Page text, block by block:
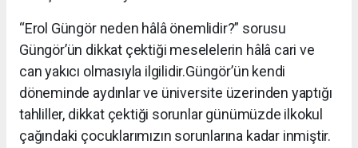
“Erol Güngör neden hâlâ önemlidir?” sorusu
Güngör’ün dikkat çektiği meselelerin hâlâ cari ve
can yakıcı olmasıyla ilgilidir.Güngör’ün kendi
döneminde aydınlar ve üniversite üzerinden yaptığı
tahliller, dikkat çektiği sorunlar günümüzde ilkokul
çağındaki çocuklarımızın sorunlarına kadar inmiştir.